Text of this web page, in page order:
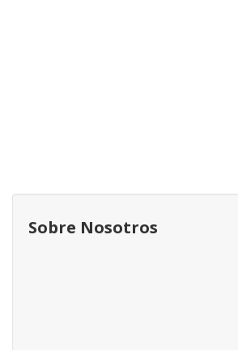
Sobre Nosotros